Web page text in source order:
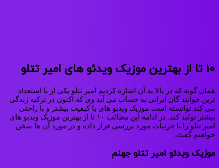
10 تا از بهترین موزیک ویدئو های امیر تتلو
همان گونه که در بالا به آن اشاره کردیم امیر تتلو یکی از با استعداد
ترین خوانند گان ایرانی به حساب می‌ آید وی که اکنون در ترکیه زندگی
می‌ کند توانسته‌ است موزیک ویدیو های با کیفیت بیشتر و با راحتی
بیشتر تولید کند. در ادامه این مطالب ۱۰ تا از بهترین موزیک ویدیو های
امیر تتلو را با جزئیات مورد بررسی قرار داده و در مورد آن‌ ها سخن
خواهیم گفت.
موزیک ویدئو امیر تتلو جهنم